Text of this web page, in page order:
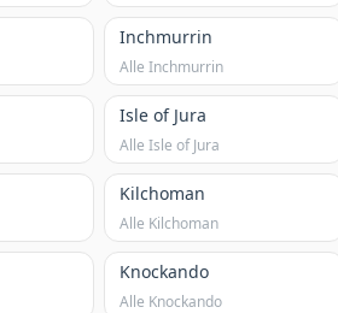
Inchmurrin
Alle Inchmurrin
Isle of Jura
Alle Isle of Jura
Kilchoman
Alle Kilchoman
Knockando
Alle Knockando